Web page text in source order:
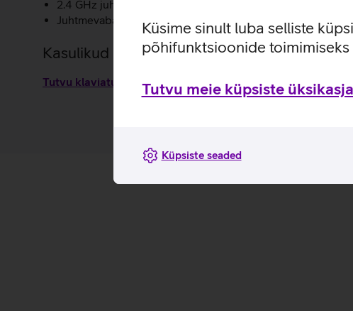
Küsime sinult luba selliste
põhifunktsioonide
Tutvu meie küpsiste
Küpsiste seaded
2.4 GHz juhtmevaba ühendus tagab stabiilse ja viivituseta
Juhtmevabal hiirel on võimalik valida täpsust kolmes
Kasulikud lingid
Tutvu klaviatuurikomplekti Asus CW100 omaduste ja